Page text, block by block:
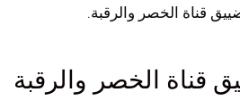
قناة الخصر والرقبة.
قناة الخصر والرقبة